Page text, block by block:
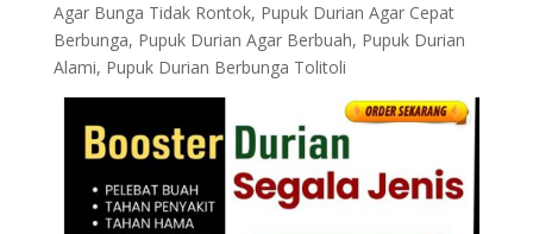
Agar Bunga Tidak Rontok, Pupuk Durian Agar Cepat
Berbunga, Pupuk Durian Agar Berbuah, Pupuk Durian
Alami, Pupuk Durian Berbunga Tolitoli